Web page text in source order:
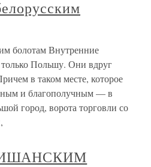
болотам Внутренние
Польшу. Они вдруг
в таком месте, которое
и благополучным — в
город, ворота торговли со